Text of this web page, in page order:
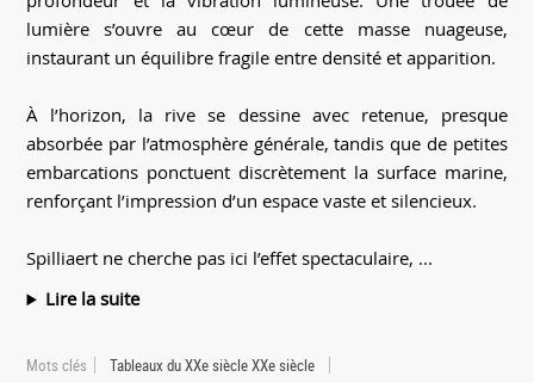
lumière s’ouvre au cœur de cette masse nuageuse,
instaurant un équilibre fragile entre densité et apparition.
À l’horizon, la rive se dessine avec retenue, presque
absorbée par l’atmosphère générale, tandis que de petites
embarcations ponctuent discrètement la surface marine,
renforçant l’impression d’un espace vaste et silencieux.
Spilliaert ne cherche pas ici l’effet spectaculaire, ...
Lire la suite
Mots clés Tableaux du XXe siècle XXe siècle